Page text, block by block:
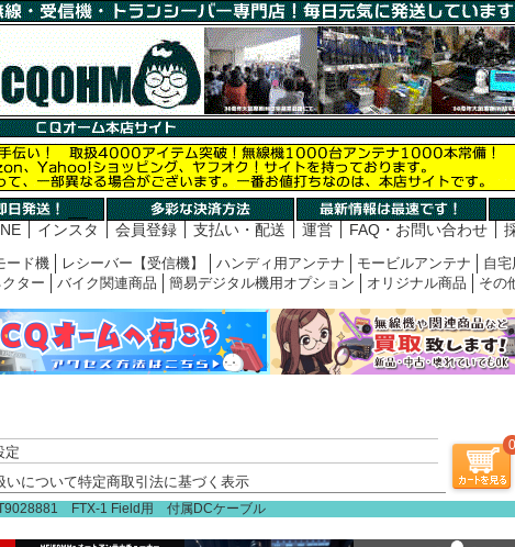
インスタ 会員登録 支払い・配送 運営 FAQ・お問い合わせ
ード機 レシーバー【受信機】 ハンディ用アンテナ モービルアンテナ 自
ター バイク関連商品 簡易デジタル機用オプション オリジナル商品 その
0
定
いについて特定商取引法に基づく表示
FTX-1 Field用 付属DCケーブル